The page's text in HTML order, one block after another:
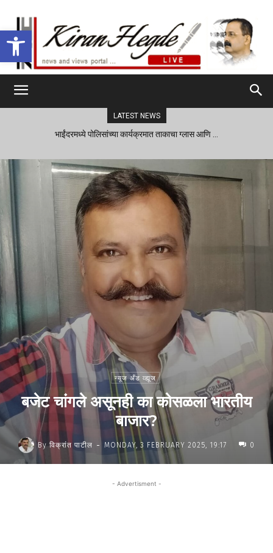
Open toolbar
LATEST NEWS
भाईंदरमध्ये पोलिसांच्या कार्यक्रमात ताकाचा ग्लास आणि …
न्यूज अँड व्ह्यूज
बजेट चांगले असूनही का कोसळला भारतीय
बाजार?
By विक्रांत पाटील - MONDAY, 3 FEBRUARY 2025, 19:17 0
- Advertisment -